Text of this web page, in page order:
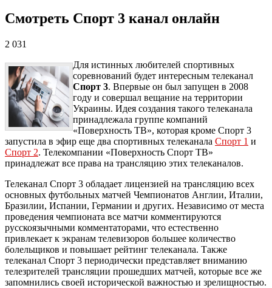
Смотреть Спорт 3 канал онлайн
2 031
Для истинных любителей спортивных
соревнований будет интересным телеканал
Спорт 3. Впервые он был запущен в 2008
году и совершал вещание на территории
Украины. Идея создания такого телеканала
принадлежала группе компаний
«Поверхность ТВ», которая кроме Спорт 3
запустила в эфир еще два спортивных телеканала Спорт 1 и
Спорт 2. Телекомпании «Поверхность Спорт ТВ»
принадлежат все права на трансляцию этих телеканалов.
Телеканал Спорт 3 обладает лицензией на трансляцию всех
основных футбольных матчей Чемпионатов Англии, Италии,
Бразилии, Испании, Германии и других. Независимо от места
проведения чемпионата все матчи комментируются
русскоязычными комментаторами, что естественно
привлекает к экранам телевизоров большее количество
болельщиков и повышает рейтинг телеканала. Также
телеканал Спорт 3 периодически представляет вниманию
телезрителей трансляции прошедших матчей, которые все же
запомнились своей исторической важностью и зрелищностью.